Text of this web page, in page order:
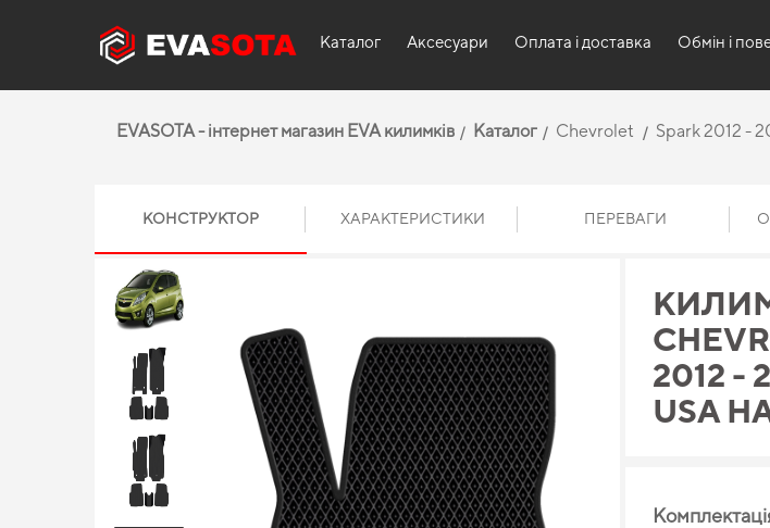
Каталог Аксесуари Оплата і доставка Обмін і
EVASOTA - інтернет магазин EVA килимків Каталог Chevrolet Spark 2012 -
КОНСТРУКТОР ХАРАКТЕРИСТИКИ ПЕРЕВАГИ
2012 -
USA